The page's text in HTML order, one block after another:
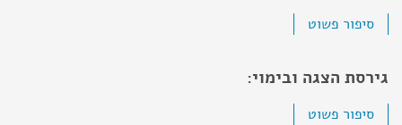
סיפור פשוט
גירסת הצגה ובימוי:
סיפור פשוט